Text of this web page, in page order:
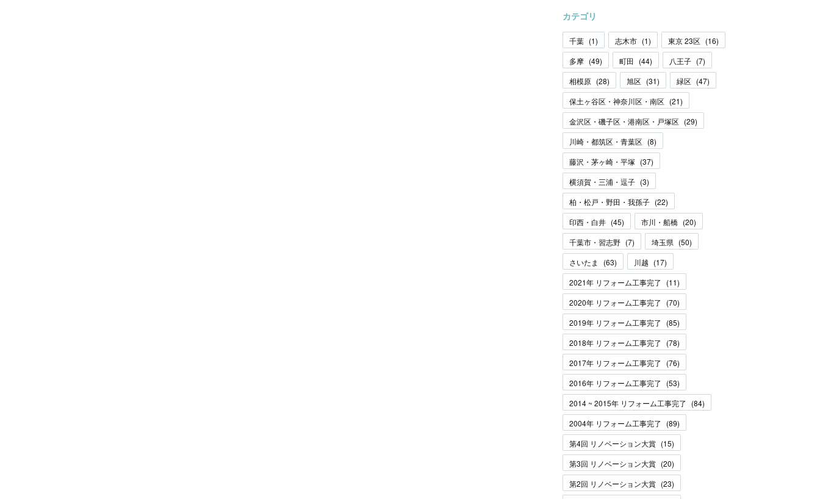
カテゴリ
千葉 (1) 志木市 (1) 東京 23区 (16)
多摩 (49) 町田 (44) 八王子 (7)
相模原 (28) 旭区 (31) 緑区 (47)
保土ヶ谷区・神奈川区・南区 (21)
金沢区・磯子区・港南区・戸塚区 (29)
川崎・都筑区・青葉区 (8)
藤沢・茅ヶ崎・平塚 (37)
横須賀・三浦・逗子 (3)
柏・松戸・野田・我孫子 (22)
印西・白井 (45) 市川・船橋 (20)
千葉市・習志野 (7) 埼玉県 (50)
さいたま
(63) 川越 (17)
2021年 リフォーム工事完了
(11)
2020年 リフォーム工事完了
(70)
2019年 リフォーム工事完了
(85)
2018年 リフォーム工事完了
(78)
2017年 リフォーム工事完了
(76)
2016年 リフォーム工事完了
(53)
2014 ~ 2015年 リフォーム工事完了
(84)
2004年 リフォーム工事完了
(89)
第4回 リノベーション大賞 (15)
第3回 リノベーション大賞 (20)
第2回 リノベーション大賞 (23)